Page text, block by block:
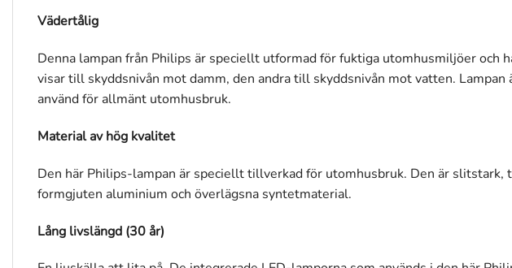
Vädertålig
Denna lampan från Philips är speciellt utformad för fuktiga utomhusmiljöer
visar till skyddsnivån mot damm, den andra till skyddsnivån mot vatten.
använd för allmänt utomhusbruk.
Material av hög kvalitet
Den här Philips-lampan är speciellt tillverkad för utomhusbruk. Den är
formgjuten aluminium och överlägsna syntetmaterial.
Lång livslängd (30 år)